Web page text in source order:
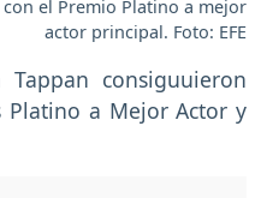
el Premio Platino a mejor
actor principal. Foto: EFE
consiguuieron
Platino a Mejor Actor y